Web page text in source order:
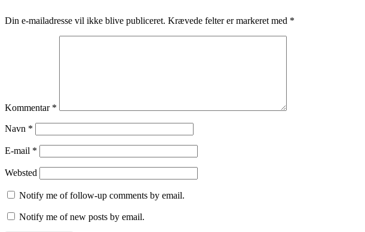
Din e-mailadresse vil ikke blive publiceret. Krævede felter er markeret med *
Kommentar *
Navn *
E-mail *
Websted
Notify me of follow-up comments by email.
Notify me of new posts by email.